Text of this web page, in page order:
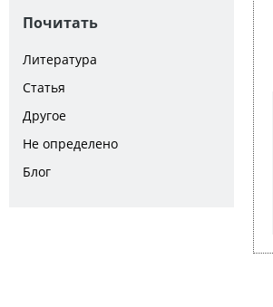
Почитать
Литература
Статья
Другое
Не определено
Блог